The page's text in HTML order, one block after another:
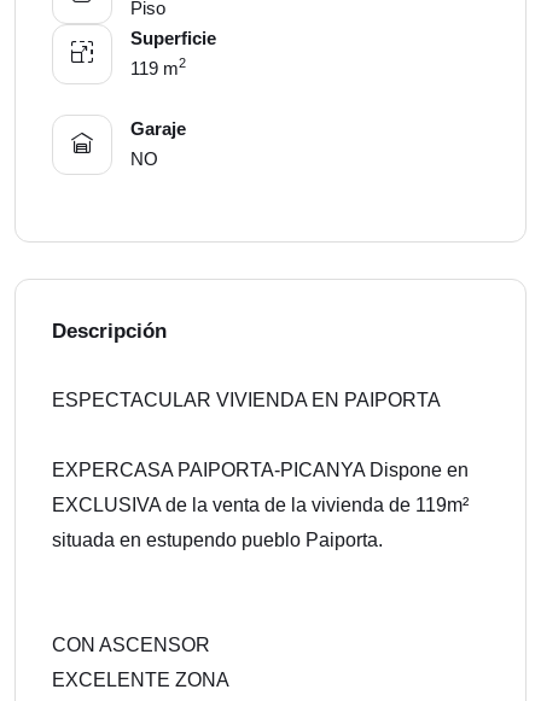
Piso
Superficie
119 m2
Garaje
NO
Descripción
ESPECTACULAR VIVIENDA EN PAIPORTA
EXPERCASA PAIPORTA-PICANYA Dispone en
EXCLUSIVA de la venta de la vivienda de 119m²
situada en estupendo pueblo Paiporta.
CON ASCENSOR
EXCELENTE ZONA